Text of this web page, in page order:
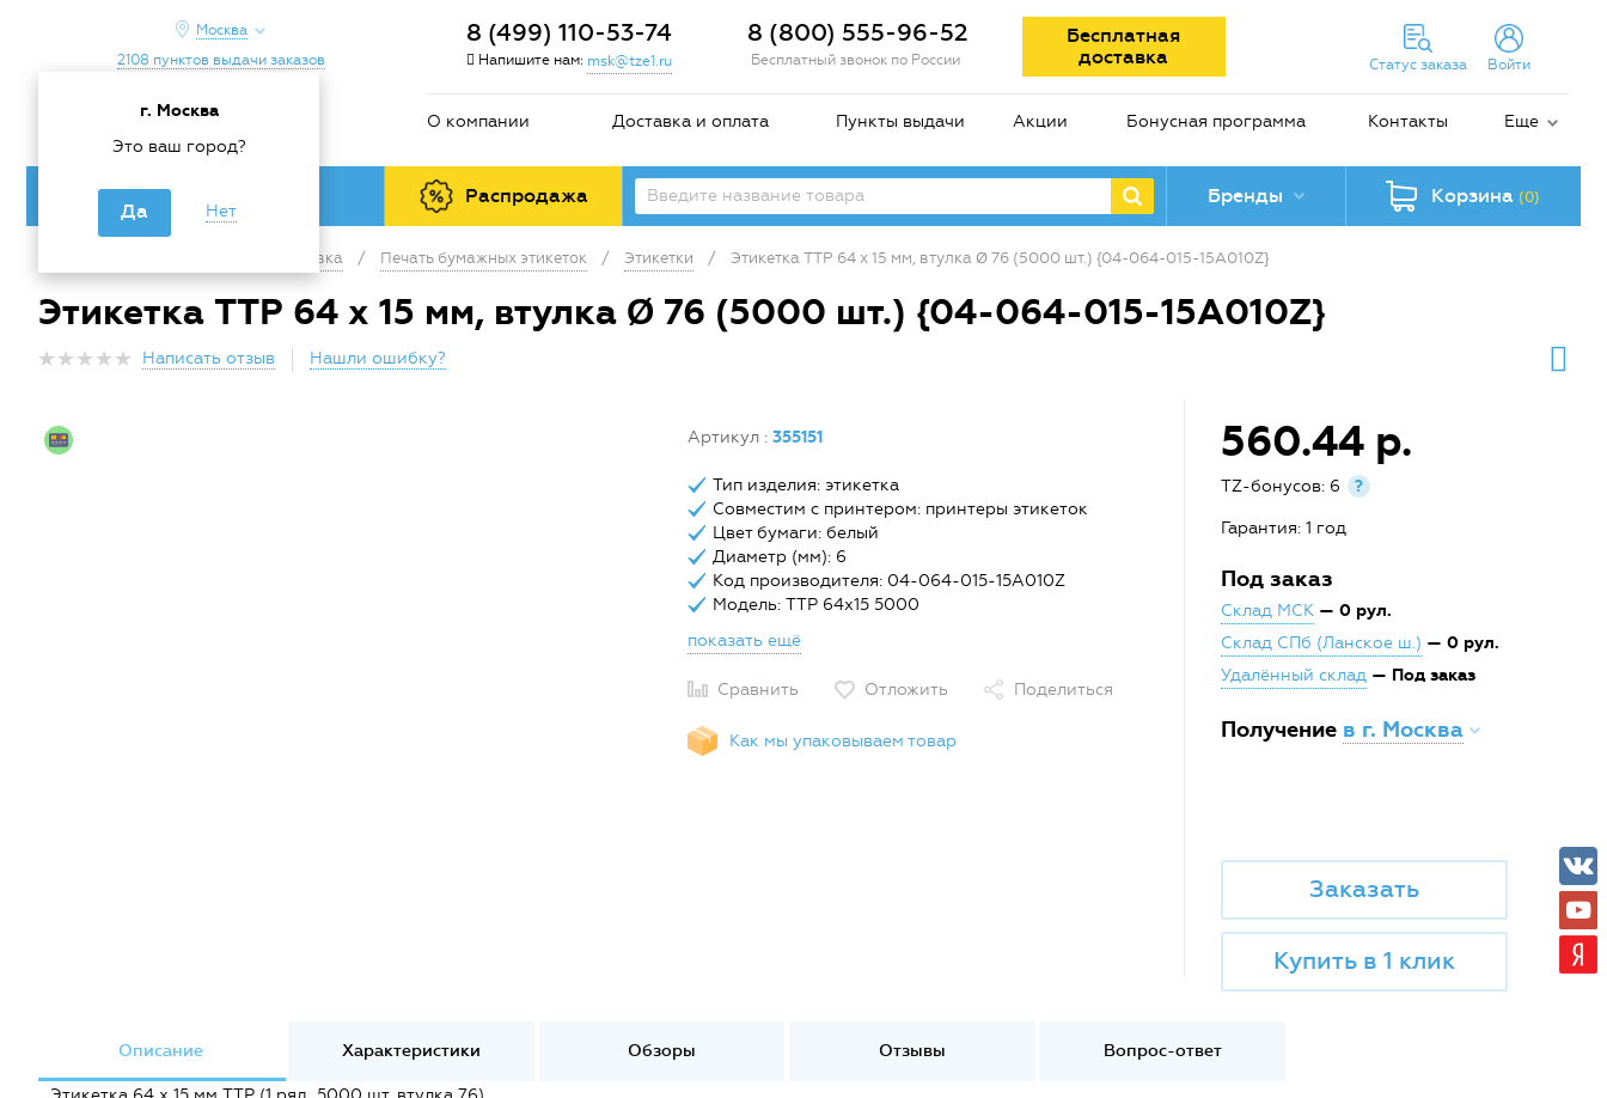
Москва
г. Москва
Это ваш город?
Да Нет
2108 пунктов выдачи заказов
8 (499) 110-53-74
Напишите нам: msk@tze1.ru
8 (800) 555-96-52
Бесплатный звонок по России
Бесплатная
доставка
Статус заказа Войти
О компании Доставка и оплата Пункты выдачи Акции Бонусная программа Контакты Еще
Каталог товаров Распродажа Бренды Корзина (0)
Маркировка / Печать бумажных этикеток / Этикетки / Этикетка TTP 64 х 15 мм, втулка Ø 76 (5000 шт.) {04-064-015-15A010Z}
Этикетка TTP 64 х 15 мм, втулка Ø 76 (5000 шт.) {04-064-015-15A010Z}
Написать отзыв Нашли ошибку?
Артикул : 355151
Тип изделия: этикетка
Совместим с принтером: принтеры этикеток
Цвет бумаги: белый
Диаметр (мм): 6
Код производителя: 04-064-015-15A010Z
Модель: TTP 64х15 5000
показать ещё
Сравнить Отложить Поделиться
Как мы упаковываем товар
560.44 р.
TZ-бонусов: 6 ?
Гарантия: 1 год
Под заказ
Склад МСК — 0 рул.
Склад СПб (Ланское ш.) — 0 рул.
Удалённый склад — Под заказ
Получение в г. Москва
Заказать
Купить в 1 клик
Описание Характеристики Обзоры Отзывы Вопрос-ответ